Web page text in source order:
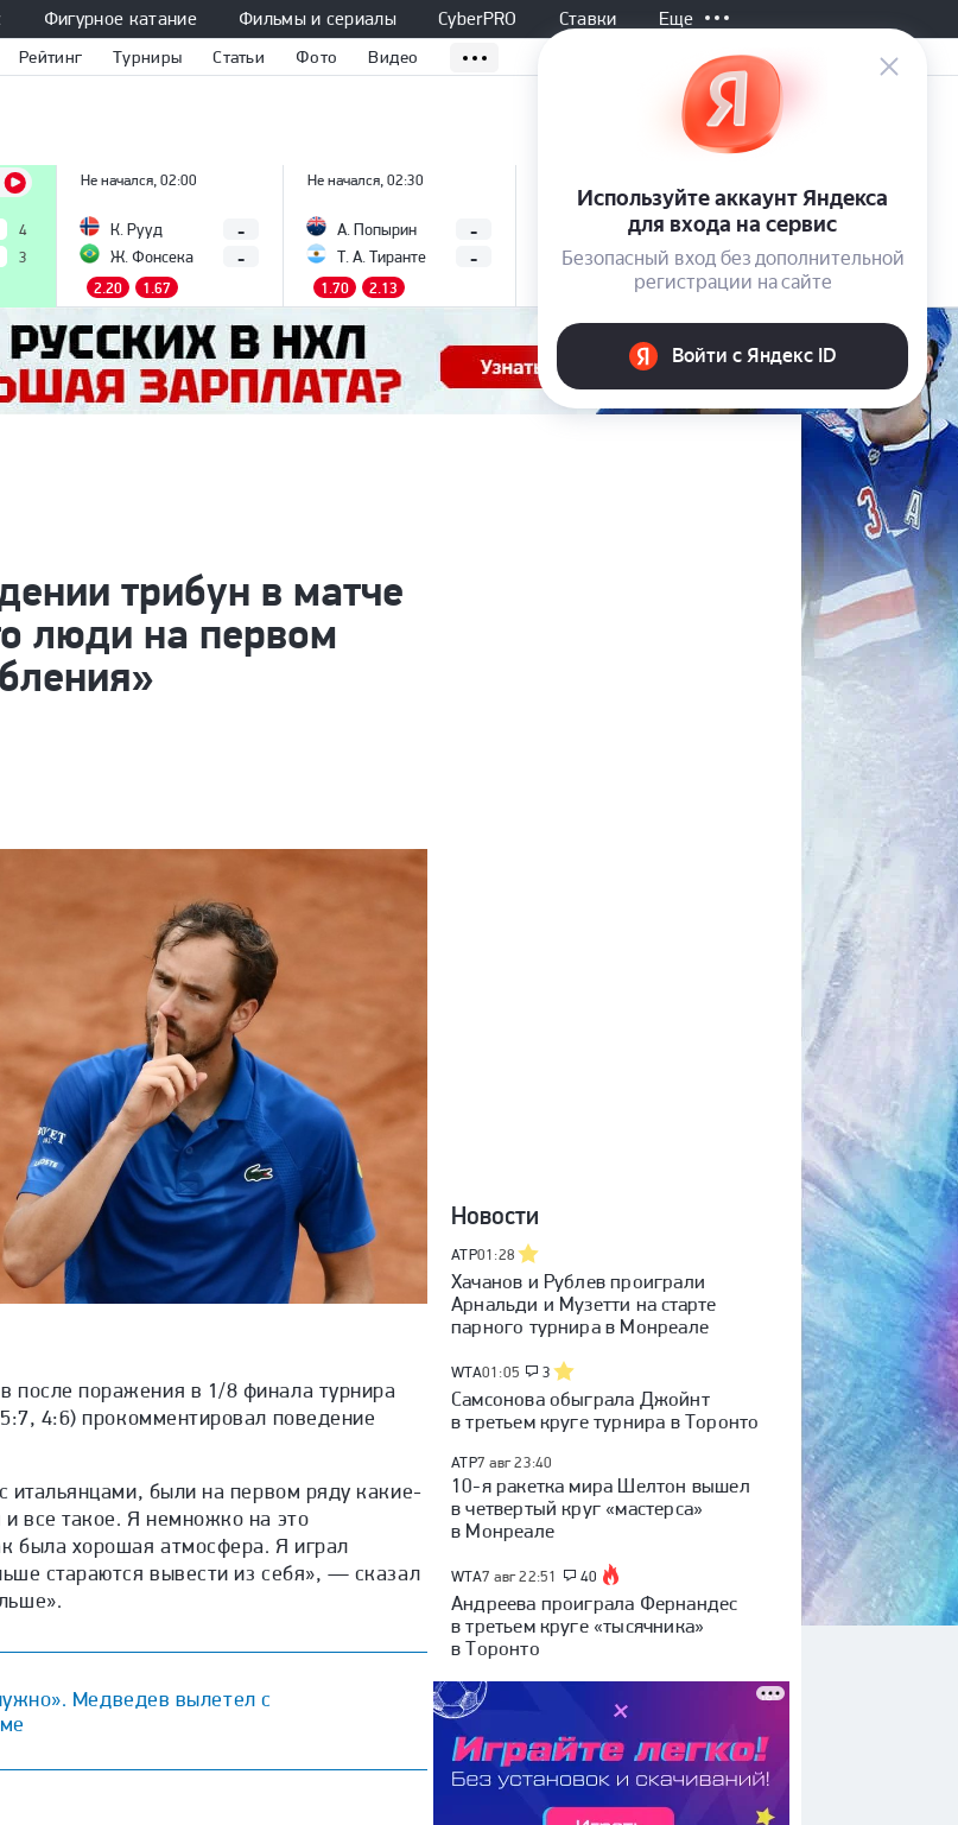
Фигурное катание Фильмы и сериалы CyberPRO Ставки Еще
Рейтинг Турниры Статьи Фото Видео
4
3
Не начался, 02:00
К. Рууд
Ж. Фонсека
-
-
2.20 1.67
Не начался, 02:30
А. Попырин
Т. А. Тиранте
-
-
1.70 2.13
Т. Пол
-
-
WTA
Канада)
Все матчи
трибун в матче
люди на первом
после поражения в 1/8 финала турнира
4:6) прокомментировал поведение
итальянцами, были на первом ряду какие-
все такое. Я немножко на это
была хорошая атмосфера. Я играл
стараются вывести из себя», — сказал
Медведев вылетел с
Новости
ATP01:28
Хачанов и Рублев проиграли
Арнальди и Музетти на старте
парного турнира в Монреале
WTA01:05 3
Самсонова обыграла Джойнт
в третьем круге турнира в Торонто
ATP7 авг 23:40
10-я ракетка мира Шелтон вышел
в четвертый круг «мастерса»
в Монреале
WTA7 авг 22:51 40
Андреева проиграла Фернандес
в третьем круге «тысячника»
в Торонто